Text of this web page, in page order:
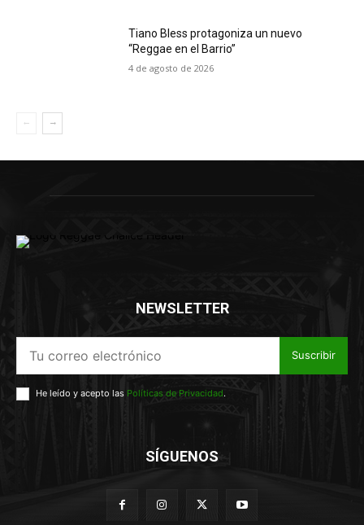
Tiano Bless protagoniza un nuevo
“Reggae en el Barrio”
4 de agosto de 2026
NEWSLETTER
Suscribir
He leído y acepto las Políticas de Privacidad.
SÍGUENOS